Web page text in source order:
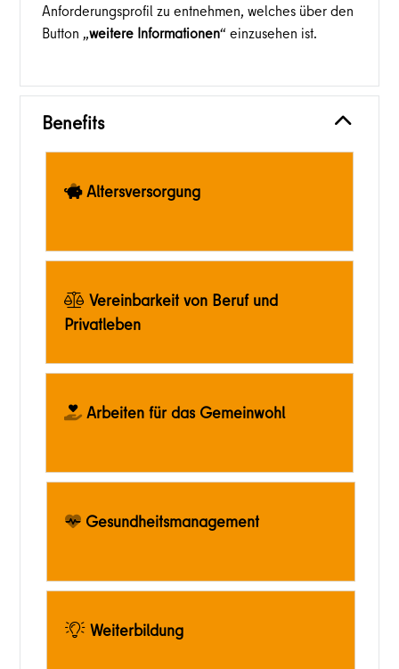
Anforderungsprofil zu entnehmen, welches über den
Button „weitere Informationen“ einzusehen ist.
Benefits
Altersversorgung
Vereinbarkeit von Beruf und
Privatleben
Arbeiten für das Gemeinwohl
Gesundheitsmanagement
Weiterbildung